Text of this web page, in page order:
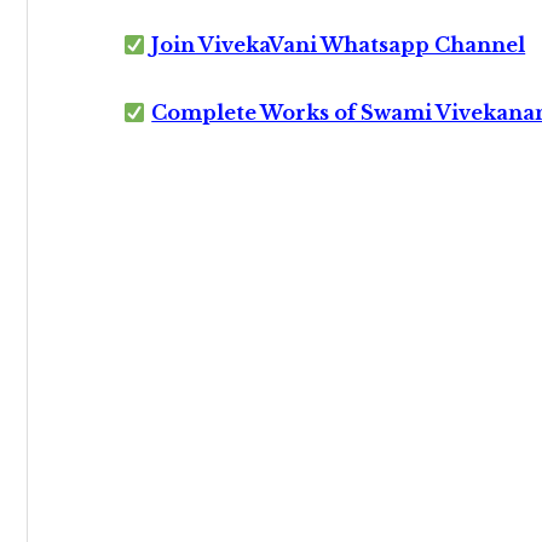
Join VivekaVani Whatsapp Channel
Complete Works of Swami